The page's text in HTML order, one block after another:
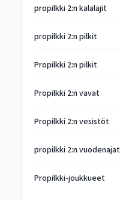
propilkki 2:n kalalajit
propilkki 2:n pilkit
Propilkki 2:n pilkit
Propilkki 2:n vavat
Propilkki 2:n vesistöt
propilkki 2:n vuodenajat
Propilkki-joukkueet